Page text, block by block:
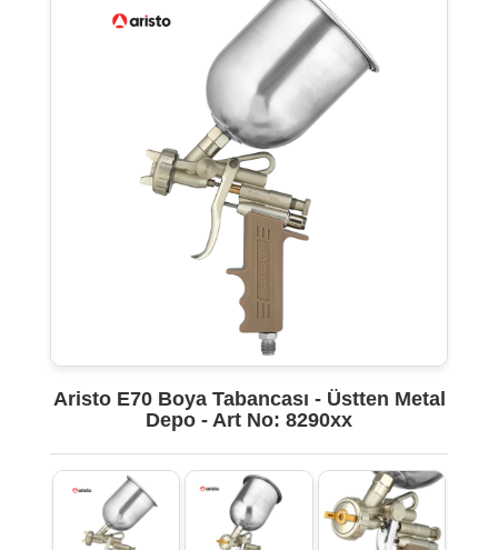
Aristo E70 Boya Tabancası - Üstten Metal
Depo - Art No: 8290xx